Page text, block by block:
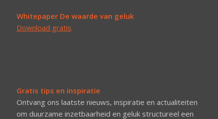
Whitepaper De waarde van geluk
Download gratis
Gratis tips en inspiratie
Ontvang ons laatste nieuws, inspiratie en actualiteiten
om duurzame inzetbaarheid en geluk structureel een